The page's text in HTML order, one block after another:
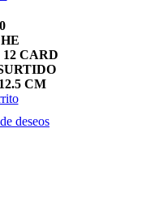
CARD
CM
deseos